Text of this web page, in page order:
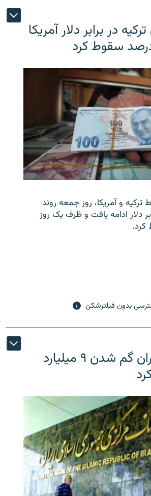
در برابر دلار آمریکا
ترکیه و آمریکا، روز جمعه روند
دلار ادامه یافت و ظرف یک روز
بدون فیلترشکن
بانک مرکزی ایران گم شدن ۹ میلیارد